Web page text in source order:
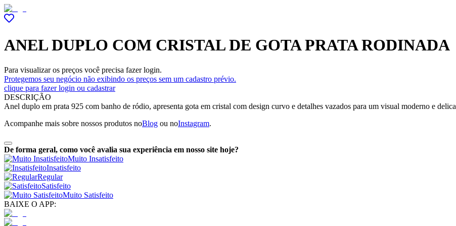
ANEL DUPLO COM CRISTAL DE GOTA PRATA RODINADA
Para visualizar os preços você precisa fazer login.
Protegemos seu negócio não exibindo os preços sem um cadastro prévio.
clique para fazer login ou cadastrar
DESCRIÇÃO
Anel duplo em prata 925 com banho de ródio, apresenta gota em cristal com design curvo e detalhes vazados para um visual moderno e
Acompanhe mais sobre nossos produtos noBlog ou noInstagram.
De forma geral, como você avalia sua experiência em nosso site hoje?
Muito Insatisfeito
Insatisfeito
Regular
Satisfeito
Muito Satisfeito
BAIXE O APP: